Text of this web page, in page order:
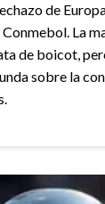
de
La
de boicot,
sobre la